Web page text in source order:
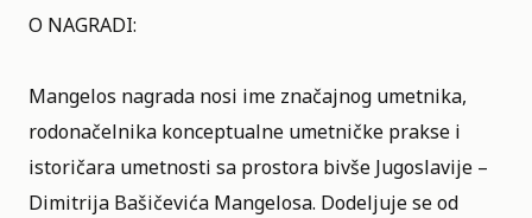
O NAGRADI:
Mangelos nagrada nosi ime značajnog umetnika,
rodonačelnika konceptualne umetničke prakse i
istoričara umetnosti sa prostora bivše Jugoslavije –
Dimitrija Bašičevića Mangelosa. Dodeljuje se od